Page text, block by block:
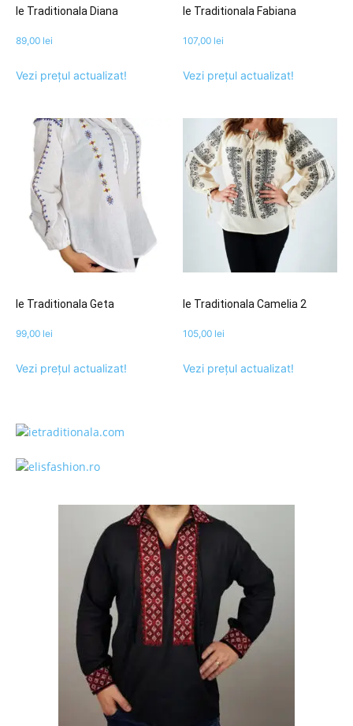
Ie Traditionala Diana
89,00 lei
Vezi prețul actualizat!
Ie Traditionala Fabiana
107,00 lei
Vezi prețul actualizat!
Ie Traditionala Geta
99,00 lei
Vezi prețul actualizat!
Ie Traditionala Camelia 2
105,00 lei
Vezi prețul actualizat!